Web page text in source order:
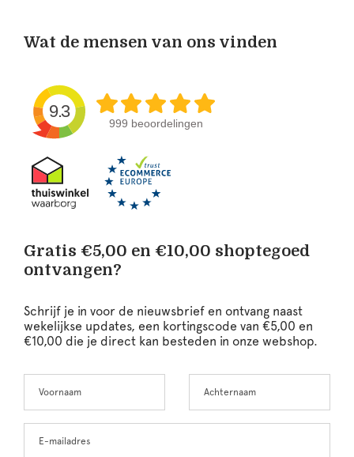
Wat de mensen van ons vinden
9.3
999 beoordelingen
Gratis €5,00 en €10,00 shoptegoed
ontvangen?
Schrijf je in voor de nieuwsbrief en ontvang naast
wekelijkse updates, een kortingscode van €5,00 en
€10,00 die je direct kan besteden in onze webshop.
this